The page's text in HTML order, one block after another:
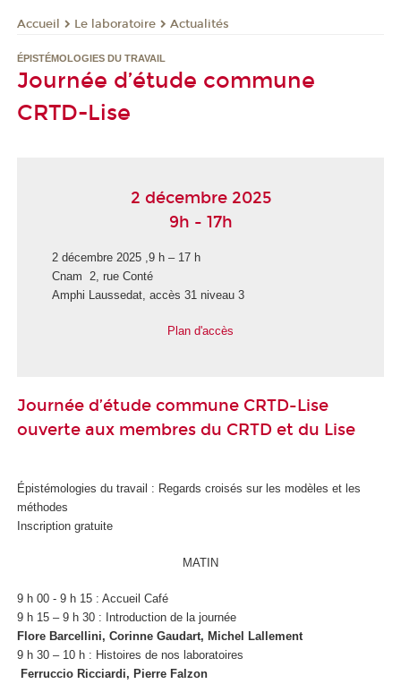
Accueil Le laboratoire Actualités
ÉPISTÉMOLOGIES DU TRAVAIL
Journée d’étude commune
CRTD-Lise
2 décembre 2025
9h - 17h
2 décembre 2025 ,9 h – 17 h
Cnam 2, rue Conté
Amphi Laussedat, accès 31 niveau 3
Plan d'accès
Journée d’étude commune CRTD-Lise
ouverte aux membres du CRTD et du Lise
Épistémologies du travail : Regards croisés sur les modèles et les
méthodes
Inscription gratuite
MATIN
9 h 00 - 9 h 15 : Accueil Café
9 h 15 – 9 h 30 : Introduction de la journée
Flore Barcellini, Corinne Gaudart, Michel Lallement
9 h 30 – 10 h : Histoires de nos laboratoires
Ferruccio Ricciardi, Pierre Falzon